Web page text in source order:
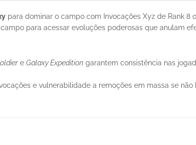
para dominar o campo com Invocações Xyz de Rank 8
para acessar evoluções poderosas que anulam
e Galaxy Expedition garantem consistência nas
e vulnerabilidade a remoções em massa se não